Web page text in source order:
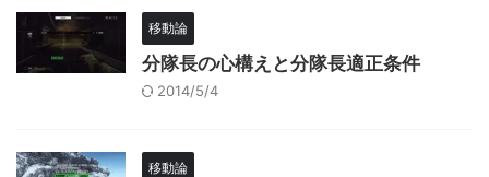
移動論
分隊長の心構えと分隊長適正条件
2014/5/4
移動論